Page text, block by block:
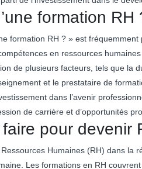
formation RH
formation RH ? » est
en ressources
de plusieurs facteurs, tels que la
et le prestataire de
dans l’avenir
de carrière et d’opportunités
pour devenir
Humaines (RH) dans la
Les formations en RH